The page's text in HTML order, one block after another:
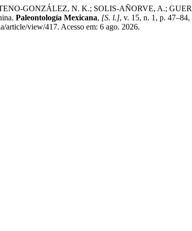
GONZÁLEZ, N. K.; SOLIS-AÑORVE, A.;
Paleontología Mexicana, [S. l.], v. 15, n. 1, p.
article/view/417. Acesso em: 6 ago. 2026.